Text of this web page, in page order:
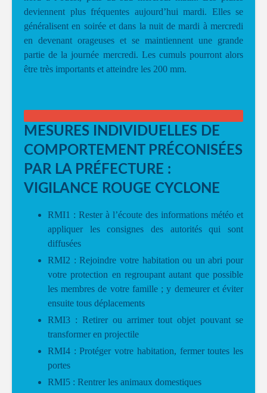
deviennent plus fréquentes aujourd’hui mardi. Elles se
généralisent en soirée et dans la nuit de mardi à mercredi
en devenant orageuses et se maintiennent une grande
partie de la journée mercredi. Les cumuls pourront alors
être très importants et atteindre les 200 mm.
MESURES INDIVIDUELLES DE
COMPORTEMENT PRÉCONISÉES
PAR LA PRÉFECTURE :
VIGILANCE ROUGE CYCLONE
RMI1 : Rester à l’écoute des informations météo et
appliquer les consignes des autorités qui sont
diffusées
RMI2 : Rejoindre votre habitation ou un abri pour
votre protection en regroupant autant que possible
les membres de votre famille ; y demeurer et éviter
ensuite tous déplacements
RMI3 : Retirer ou arrimer tout objet pouvant se
transformer en projectile
RMI4 : Protéger votre habitation, fermer toutes les
portes
RMI5 : Rentrer les animaux domestiques